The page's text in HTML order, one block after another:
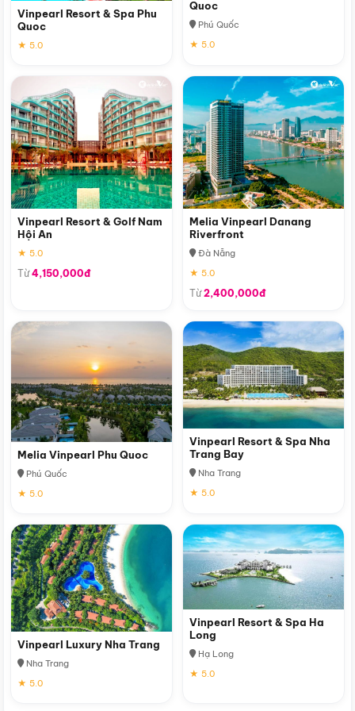
Vinpearl Resort & Spa Phu
Quoc
★ 5.0
Quoc
Phú Quốc
★ 5.0
Vinpearl Resort & Golf Nam
Hội An
★ 5.0
Từ4,150,000đ
Melia Vinpearl Danang
Riverfront
Đà Nẵng
★ 5.0
Từ2,400,000đ
Melia Vinpearl Phu Quoc
Phú Quốc
★ 5.0
Vinpearl Resort & Spa Nha
Trang Bay
Nha Trang
★ 5.0
Vinpearl Luxury Nha Trang
Nha Trang
★ 5.0
Vinpearl Resort & Spa Ha
Long
Hạ Long
★ 5.0